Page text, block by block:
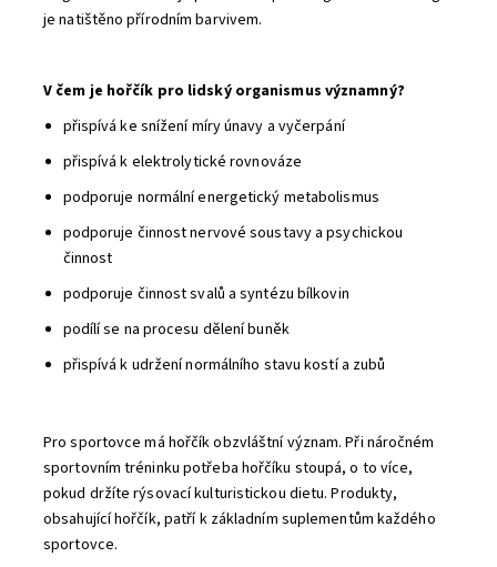
je natištěno přírodním barvivem.
V čem je hořčík pro lidský organismus významný?
přispívá ke snížení míry únavy a vyčerpání
přispívá k elektrolytické rovnováze
podporuje normální energetický metabolismus
podporuje činnost nervové soustavy a psychickou
činnost
podporuje činnost svalů a syntézu bílkovin
podílí se na procesu dělení buněk
přispívá k udržení normálního stavu kostí a zubů
Pro sportovce má hořčík obzvláštní význam. Při náročném
sportovním tréninku potřeba hořčíku stoupá, o to více,
pokud držíte rýsovací kulturistickou dietu. Produkty,
obsahující hořčík, patří k základním suplementům každého
sportovce.